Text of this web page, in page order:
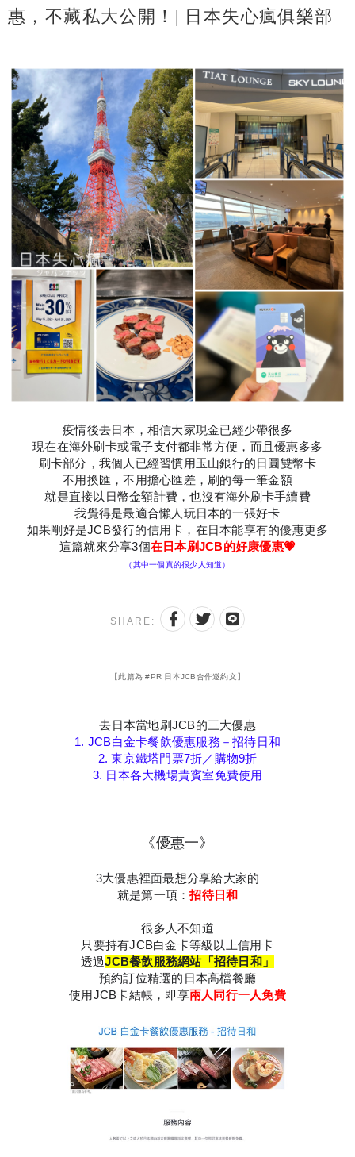
惠，不藏私大公開！| 日本失心瘋俱樂部
疫情後去日本，相信大家現金已經少帶很多
現在在海外刷卡或電子支付都非常方便，而且優惠多多
刷卡部分，我個人已經習慣用玉山銀行的日圓雙幣卡
不用換匯，不用擔心匯差，刷的每一筆金額
就是直接以日幣金額計費，也沒有海外刷卡手續費
我覺得是最適合懶人玩日本的一張好卡
如果剛好是JCB發行的信用卡，在日本能享有的優惠更多
這篇就來分享3個在日本刷JCB的好康優惠💗
（其中一個真的很少人知道）
SHARE:
【此篇為 #PR 日本JCB合作邀約文】
去日本當地刷JCB的三大優惠
1. JCB白金卡餐飲優惠服務－招待日和
2. 東京鐵塔門票7折／購物9折
3. 日本各大機場貴賓室免費使用
《優惠一》
3大優惠裡面最想分享給大家的
就是第一項：招待日和
很多人不知道
只要持有JCB白金卡等級以上信用卡
透過JCB餐飲服務網站「招待日和」
預約訂位精選的日本高檔餐廳
使用JCB卡結帳，即享兩人同行一人免費